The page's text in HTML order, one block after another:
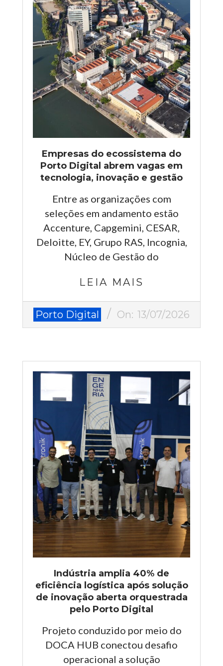
Empresas do ecossistema do
Porto Digital abrem vagas em
tecnologia, inovação e gestão
Entre as organizações com
seleções em andamento estão
Accenture, Capgemini, CESAR,
Deloitte, EY, Grupo RAS, Incognia,
Núcleo de Gestão do
LEIA MAIS
2026-
07-
Porto Digital On: 13/07/2026
Indústria amplia 40% de
eficiência logística após solução
de inovação aberta orquestrada
pelo Porto Digital
Projeto conduzido por meio do
DOCA HUB conectou desafio
operacional a solução